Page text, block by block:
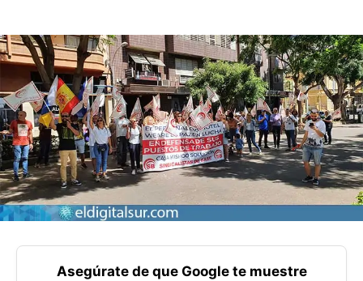
Asegúrate de que Google te muestre